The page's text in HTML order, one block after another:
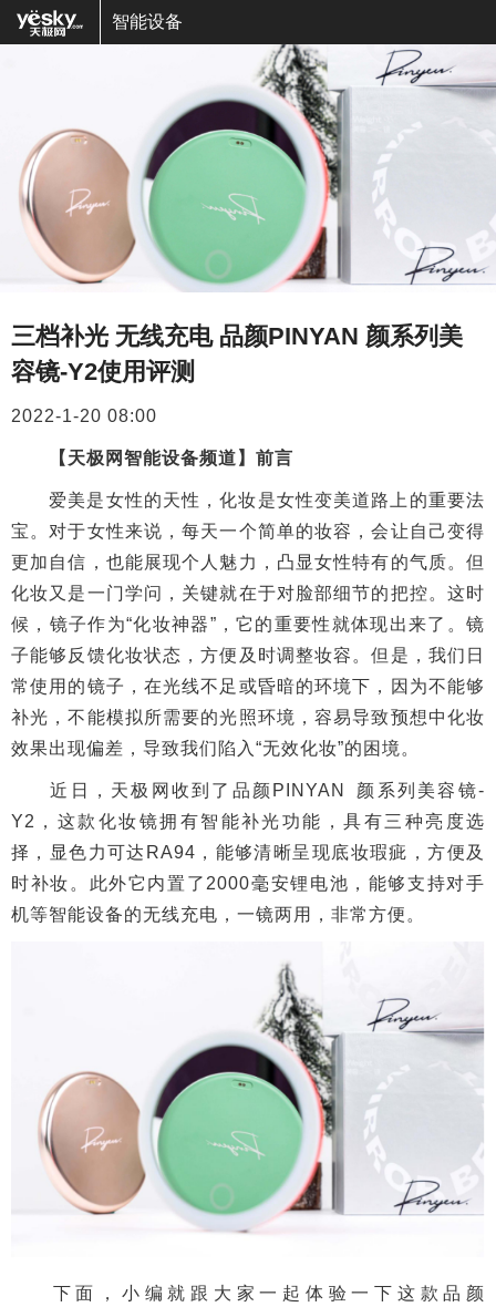
智能设备
三档补光 无线充电 品颜PINYAN 颜系列美
容镜-Y2使用评测
2022-1-20 08:00
【天极网智能设备频道】 前言
爱美是女性的天性，化妆是女性变美道路上的重要法
宝。对于女性来说，每天一个简单的妆容，会让自己变得
更加自信，也能展现个人魅力，凸显女性特有的气质。但
化妆又是一门学问，关键就在于对脸部细节的把控。这时
候，镜子作为“化妆神器”，它的重要性就体现出来了。镜
子能够反馈化妆状态，方便及时调整妆容。但是，我们日
常使用的镜子，在光线不足或昏暗的环境下，因为不能够
补光，不能模拟所需要的光照环境，容易导致预想中化妆
效果出现偏差，导致我们陷入“无效化妆”的困境。
近日，天极网收到了品颜PINYAN 颜系列美容镜-
Y2，这款化妆镜拥有智能补光功能，具有三种亮度选
择，显色力可达RA94，能够清晰呈现底妆瑕疵，方便及
时补妆。此外它内置了2000毫安锂电池，能够支持对手
机等智能设备的无线充电，一镜两用，非常方便。
下面，小编就跟大家一起体验一下这款品颜